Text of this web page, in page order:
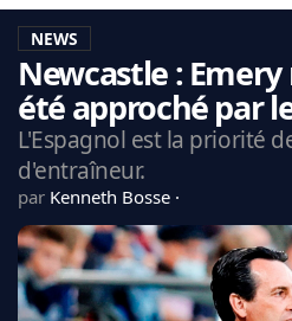
LA CHARTE
VIE PRIVÉE
CGU
CONTACTEZ-NOUS
CDM 2026
EDF
PSG
NEWS
Newcastle :
été approché par
L'Espagnol est la priorité
d'entraîneur.
par Kenneth Bosse